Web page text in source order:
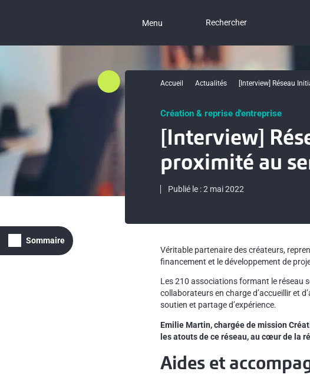
Menu Rechercher
Accueil Actualités [Interview] Réseau
Création & reprise d'entreprise
[Interview]
proximité au
Publié le : 2 mai 2022
Sommaire
Véritable partenaire des créateurs,
financement et le développement de
Les 210 associations formant le réseau
collaborateurs en charge d’accueillir et
soutien et partage d’expérience.
Emilie Martin, chargée de mission
les atouts de ce réseau, au cœur de la
Aides et